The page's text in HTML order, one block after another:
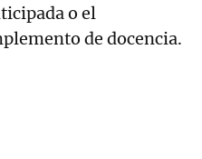
o el
de docencia.